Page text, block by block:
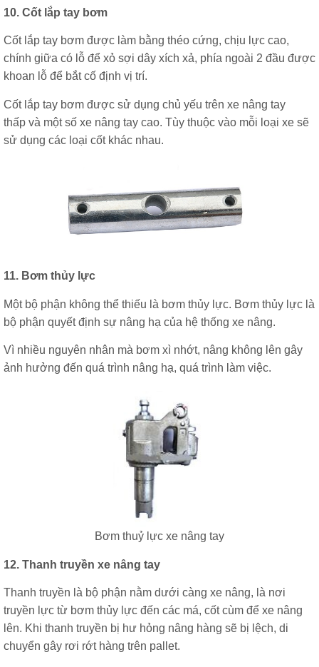
10. Cốt lắp tay bơm
Cốt lắp tay bơm được làm bằng théo cứng, chịu lực cao,
chính giữa có lỗ để xỏ sợi dây xích xả, phía ngoài 2 đầu được
khoan lỗ để bắt cố định vị trí.
Cốt lắp tay bơm được sử dụng chủ yếu trên xe nâng tay
thấp và một số xe nâng tay cao. Tùy thuộc vào mỗi loại xe sẽ
sử dụng các loại cốt khác nhau.
11. Bơm thủy lực
Một bộ phận không thể thiếu là bơm thủy lực. Bơm thủy lực là
bộ phận quyết định sự nâng hạ của hệ thống xe nâng.
Vì nhiều nguyên nhân mà bơm xì nhớt, nâng không lên gây
ảnh hưởng đến quá trình nâng hạ, quá trình làm việc.
Bơm thuỷ lực xe nâng tay
12. Thanh truyền xe nâng tay
Thanh truyền là bộ phận nằm dưới càng xe nâng, là nơi
truyền lực từ bơm thủy lực đến các má, cốt cùm để xe nâng
lên. Khi thanh truyền bị hư hỏng nâng hàng sẽ bị lệch, di
chuyển gây rơi rớt hàng trên pallet.